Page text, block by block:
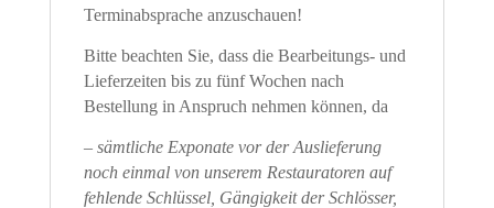
Terminabsprache anzuschauen!
Bitte beachten Sie, dass die Bearbeitungs- und
Lieferzeiten bis zu fünf Wochen nach
Bestellung in Anspruch nehmen können, da
– sämtliche Exponate vor der Auslieferung
noch einmal von unserem Restauratoren auf
fehlende Schlüssel, Gängigkeit der Schlösser,